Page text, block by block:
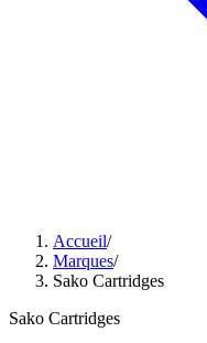
Accueil/
Marques/
Sako Cartridges
Sako Cartridges